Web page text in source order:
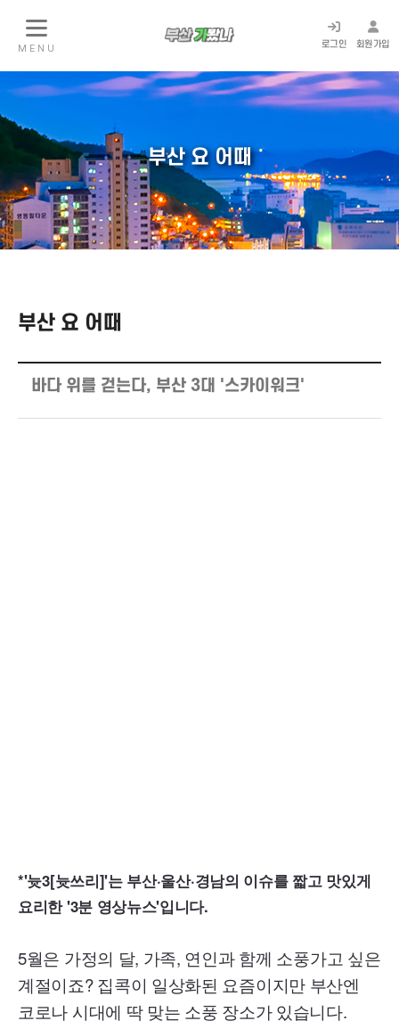
M E N U 로그인 회원가입
부산 요 어때
부산 요 어때
바다 위를 걷는다, 부산 3대 '스카이워크'
*'늇3[늇쓰리]'는 부산·울산·경남의 이슈를 짧고 맛있게
요리한 '3분 영상뉴스'입니다.
5월은 가정의 달, 가족, 연인과 함께 소풍가고 싶은
계절이죠? 집콕이 일상화된 요즘이지만 부산엔
코로나 시대에 딱 맞는 소풍 장소가 있습니다.